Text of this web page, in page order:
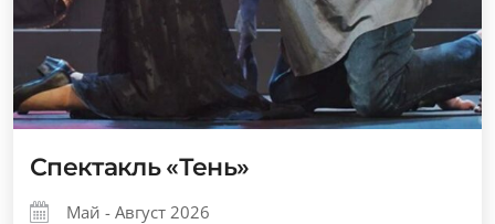
Спектакль «Тень»
Май - Август 2026